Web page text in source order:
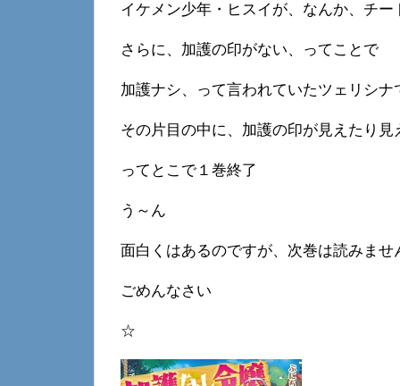
イケメン少年・ヒスイが、なんか、チー
さらに、加護の印がない、ってことで
加護ナシ、って言われていたツェリシナ
その片目の中に、加護の印が見えたり
ってとこで１巻終了
う～ん
面白くはあるのですが、次巻は読みませ
ごめんなさい
☆